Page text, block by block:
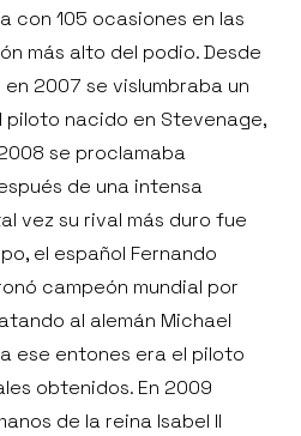
con 105 ocasiones en las
más alto del podio. Desde
2007 se vislumbraba un
nacido en Stevenage,
se proclamaba
de una intensa
vez su rival más duro fue
el español Fernando
campeón mundial por
al alemán Michael
ese entones era el piloto
obtenidos. En 2009
de la reina Isabel II